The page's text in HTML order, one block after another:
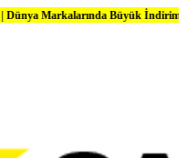
Büyük İndirimler